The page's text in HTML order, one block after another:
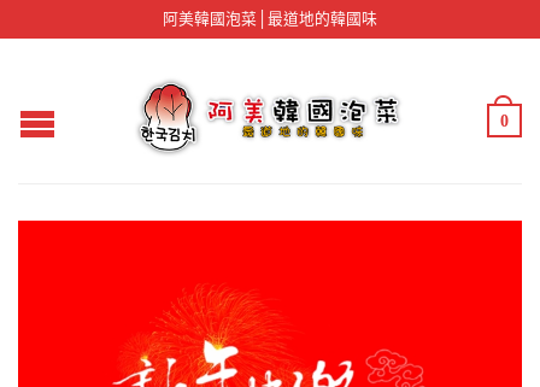
阿美韓國泡菜│最道地的韓國味
0